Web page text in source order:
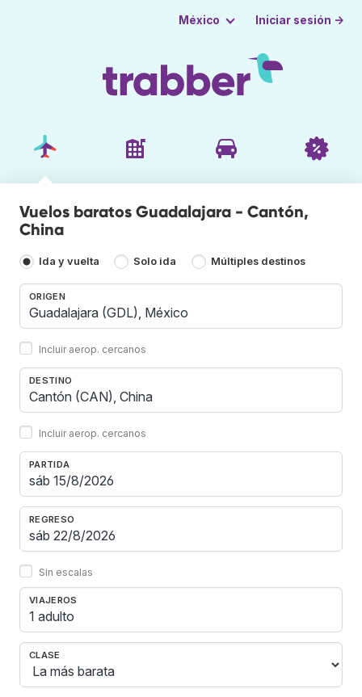
México Iniciar sesión →
Vuelos baratos Guadalajara - Cantón,
China
Ida y vuelta Solo ida Múltiples destinos
ORIGEN
Incluir aerop. cercanos
DESTINO
Incluir aerop. cercanos
PARTIDA
REGRESO
Sin escalas
VIAJEROS
1 adulto
CLASE